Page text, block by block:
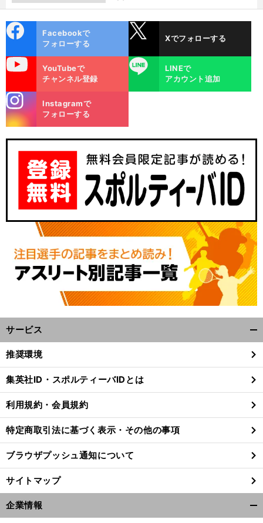
ok
Facebookで
フォローする
Xでフォローする
YouTubeで
チャンネル登録
LINE
LINEで
アカウント追加
m
Instagramで
フォローする
サービス
閉
る
推奨環境
集英社ID・スポルティーバIDとは
利用規約・会員規約
特定商取引法に基づく表示・その他の事項
ブラウザプッシュ通知について
サイトマップ
企業情報